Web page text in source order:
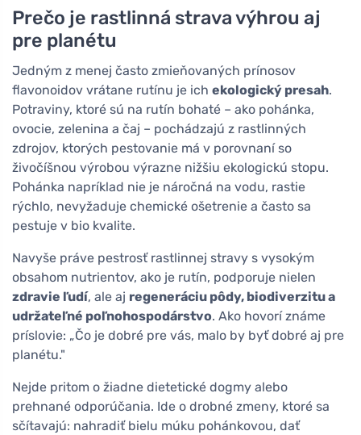
Prečo je rastlinná strava výhrou aj
pre planétu
Jedným z menej často zmieňovaných prínosov
flavonoidov vrátane rutínu je ich ekologický presah.
Potraviny, ktoré sú na rutín bohaté – ako pohánka,
ovocie, zelenina a čaj – pochádzajú z rastlinných
zdrojov, ktorých pestovanie má v porovnaní so
živočíšnou výrobou výrazne nižšiu ekologickú stopu.
Pohánka napríklad nie je náročná na vodu, rastie
rýchlo, nevyžaduje chemické ošetrenie a často sa
pestuje v bio kvalite.
Navyše práve pestrosť rastlinnej stravy s vysokým
obsahom nutrientov, ako je rutín, podporuje nielen
zdravie ľudí, ale aj regeneráciu pôdy, biodiverzitu a
udržateľné poľnohospodárstvo. Ako hovorí známe
príslovie: „Čo je dobré pre vás, malo by byť dobré aj pre
planétu."
Nejde pritom o žiadne dietetické dogmy alebo
prehnané odporúčania. Ide o drobné zmeny, ktoré sa
sčítavajú: nahradiť bielu múku pohánkovou, dať